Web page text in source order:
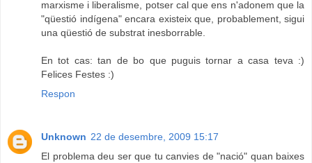
marxisme i liberalisme, potser cal que ens n'adonem que la
"qüestió indígena" encara existeix que, probablement, sigui
una qüestió de substrat inesborrable.
En tot cas: tan de bo que puguis tornar a casa teva :)
Felices Festes :)
Respon
Unknown 22 de desembre, 2009 15:17
El problema deu ser que tu canvies de "nació" quan baixes